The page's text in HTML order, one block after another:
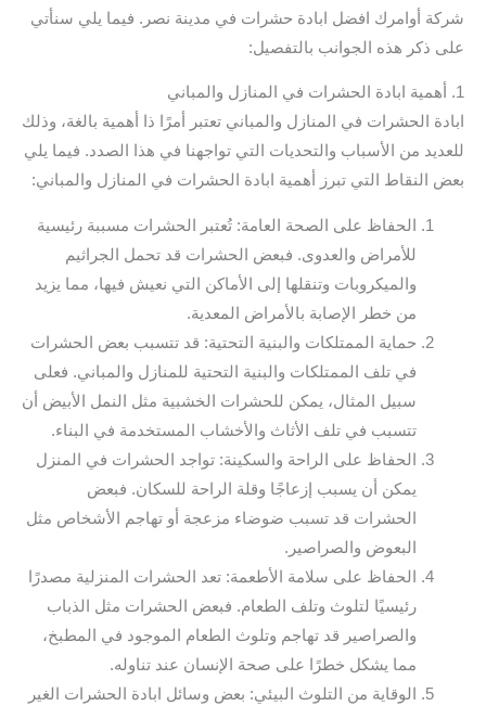
شركة أوامرك افضل ابادة حشرات في مدينة نصر. فيما يلي سنأتي
على ذكر هذه الجوانب بالتفصيل:
1. أهمية ابادة الحشرات في المنازل والمباني
ابادة الحشرات في المنازل والمباني تعتبر أمرًا ذا أهمية بالغة، وذلك
للعديد من الأسباب والتحديات التي تواجهنا في هذا الصدد. فيما يلي
بعض النقاط التي تبرز أهمية ابادة الحشرات في المنازل والمباني:
الحفاظ على الصحة العامة: تُعتبر الحشرات مسببة رئيسية
للأمراض والعدوى. فبعض الحشرات قد تحمل الجراثيم
والميكروبات وتنقلها إلى الأماكن التي نعيش فيها، مما يزيد
من خطر الإصابة بالأمراض المعدية.
حماية الممتلكات والبنية التحتية: قد تتسبب بعض الحشرات
في تلف الممتلكات والبنية التحتية للمنازل والمباني. فعلى
سبيل المثال، يمكن للحشرات الخشبية مثل النمل الأبيض أن
تتسبب في تلف الأثاث والأخشاب المستخدمة في البناء.
الحفاظ على الراحة والسكينة: تواجد الحشرات في المنزل
يمكن أن يسبب إزعاجًا وقلة الراحة للسكان. فبعض
الحشرات قد تسبب ضوضاء مزعجة أو تهاجم الأشخاص مثل
البعوض والصراصير.
الحفاظ على سلامة الأطعمة: تعد الحشرات المنزلية مصدرًا
رئيسيًا لتلوث وتلف الطعام. فبعض الحشرات مثل الذباب
والصراصير قد تهاجم وتلوث الطعام الموجود في المطبخ،
مما يشكل خطرًا على صحة الإنسان عند تناوله.
الوقاية من التلوث البيئي: بعض وسائل ابادة الحشرات الغير